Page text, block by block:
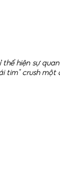
hiện sự
tim” crush một